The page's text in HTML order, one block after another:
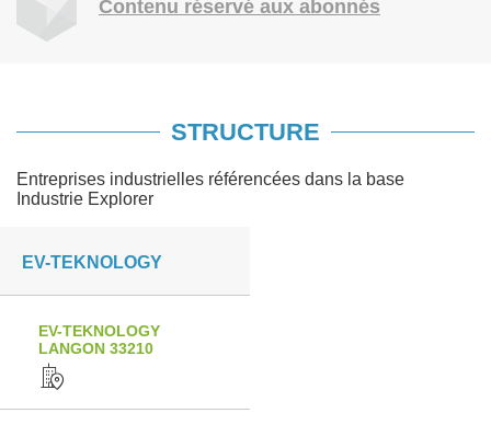
Contenu réservé aux abonnés
STRUCTURE
Entreprises industrielles référencées dans la base
Industrie Explorer
EV-TEKNOLOGY
EV-TEKNOLOGY
LANGON 33210